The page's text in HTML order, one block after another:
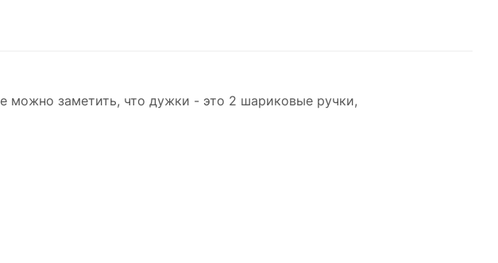
можно заметить, что дужки - это 2 шариковые ручки,